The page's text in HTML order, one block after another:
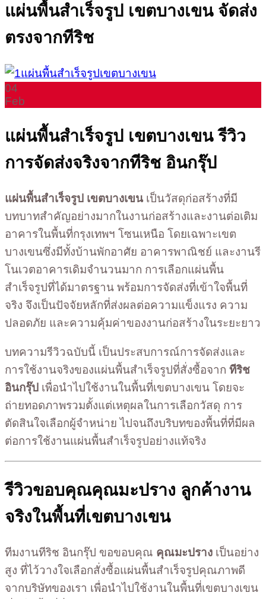
แผ่นพื้นสำเร็จรูป เขตบางเขน จัดส่ง
ตรงจากทีริช
04
Feb
แผ่นพื้นสำเร็จรูป เขตบางเขน รีวิว
การจัดส่งจริงจากทีริช อินกรุ๊ป
แผ่นพื้นสำเร็จรูป เขตบางเขนเป็นวัสดุก่อสร้างที่มี
บทบาทสำคัญอย่างมากในงานก่อสร้างและงานต่อเติม
อาคารในพื้นที่กรุงเทพฯ โซนเหนือ โดยเฉพาะเขต
บางเขนซึ่งมีทั้งบ้านพักอาศัย อาคารพาณิชย์ และงานรี
โนเวตอาคารเดิมจำนวนมาก การเลือกแผ่นพื้น
สำเร็จรูปที่ได้มาตรฐาน พร้อมการจัดส่งที่เข้าใจพื้นที่
จริง จึงเป็นปัจจัยหลักที่ส่งผลต่อความแข็งแรง ความ
ปลอดภัย และความคุ้มค่าของงานก่อสร้างในระยะยาว
บทความรีวิวฉบับนี้ เป็นประสบการณ์การจัดส่งและ
การใช้งานจริงของแผ่นพื้นสำเร็จรูปที่สั่งซื้อจาก ทีริช
อินกรุ๊ป เพื่อนำไปใช้งานในพื้นที่เขตบางเขน โดยจะ
ถ่ายทอดภาพรวมตั้งแต่เหตุผลในการเลือกวัสดุ การ
ตัดสินใจเลือกผู้จำหน่าย ไปจนถึงบริบทของพื้นที่ที่มีผล
ต่อการใช้งานแผ่นพื้นสำเร็จรูปอย่างแท้จริง
รีวิวขอบคุณคุณมะปราง ลูกค้างาน
จริงในพื้นที่เขตบางเขน
ทีมงานทีริช อินกรุ๊ป ขอขอบคุณ คุณมะปราง เป็นอย่าง
สูง ที่ไว้วางใจเลือกสั่งซื้อแผ่นพื้นสำเร็จรูปคุณภาพดี
จากบริษัทของเรา เพื่อนำไปใช้งานในพื้นที่เขตบางเขน